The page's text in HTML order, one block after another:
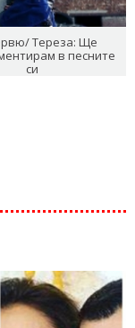
Тереза: Ще
в песните
си